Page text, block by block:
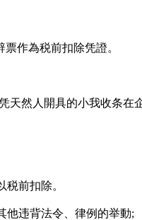
作為税前扣除凭證。
天然人開具的小我收条在
前扣除。
他违背法令、律例的举動;